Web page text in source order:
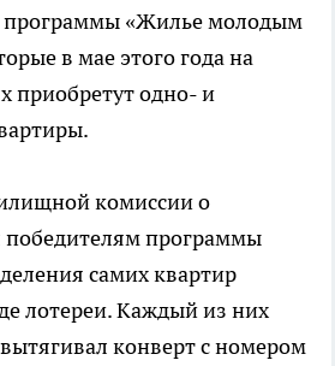
программы «Жилье молодым
в мае этого года на
приобретут одно- и
комиссии о
программы
самих квартир
лотереи. Каждый из них
конверт с номером